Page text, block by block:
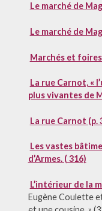
Le marché de
Le marché de
Marchés et
La rue Carnot, «
plus vivantes de
La rue Carnot (p.
Les vastes
d’Armes. ( 316)
L’intérieur de la
Eugène Coulette